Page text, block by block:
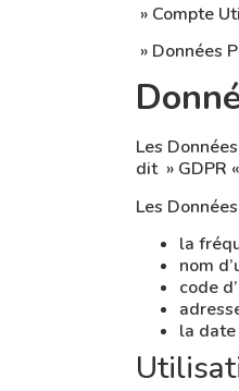
» Compte
» Données
Les
dit » GDPR
Les
la
nom
code
la date